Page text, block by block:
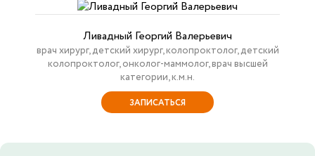
Ливадный Георгий Валерьевич
врач хирург, детский хирург, колопроктолог, детский
колопроктолог, онколог-маммолог, врач высшей
категории, к.м.н.
ЗАПИСАТЬСЯ